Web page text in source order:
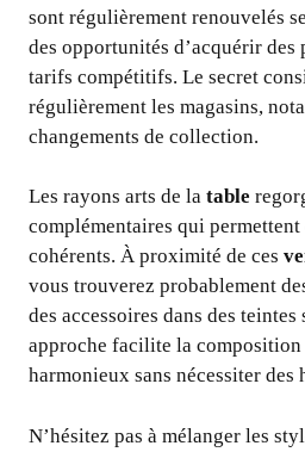
sont régulièrement renouvelés
des opportunités d’acquérir des
tarifs compétitifs. Le secret
régulièrement les magasins,
changements de collection.
Les rayons arts de la table
complémentaires qui permettent
cohérents. À proximité de ces
vous trouverez probablement
des accessoires dans des
approche facilite la composition
harmonieux sans nécessiter des
N’hésitez pas à mélanger les